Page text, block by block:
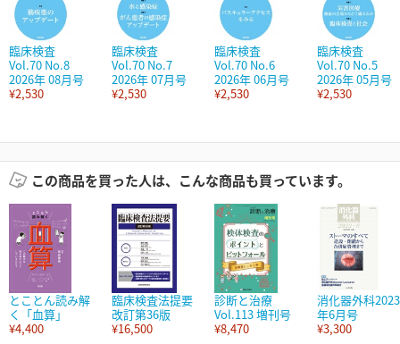
臨床検査
Vol.70 No.8
2026年 08月号
¥2,530
臨床検査
Vol.70 No.7
2026年 07月号
¥2,530
臨床検査
Vol.70 No.6
2026年 06月号
¥2,530
臨床検査
Vol.70 No.5
2026年 05月号
¥2,530
この商品を買った人は、こんな商品も買っています。
とことん読み解
く「血算」
¥4,400
臨床検査法提要
改訂第36版
¥16,500
診断と治療
Vol.113 増刊号
¥8,470
消化器外科2023
年6月号
¥3,300